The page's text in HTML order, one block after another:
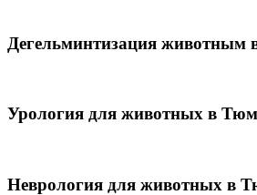
Дегельминтизация животным
Урология для животных в
Неврология для животных в